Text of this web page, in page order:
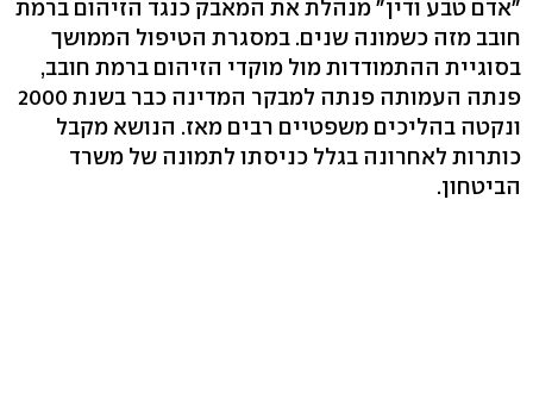
"אדם טבע ודין" מנהלת את המאבק כנגד הזיהום ברמת
חובב מזה כשמונה שנים. במסגרת הטיפול הממושך
בסוגיית ההתמודדות מול מוקדי הזיהום ברמת חובב,
פנתה העמותה פנתה למבקר המדינה כבר בשנת 2000
ונקטה בהליכים משפטיים רבים מאז. הנושא מקבל
כותרות לאחרונה בגלל כניסתו לתמונה של משרד
הביטחון.